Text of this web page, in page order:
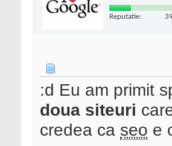
Reputatie: 39
:d Eu am primit
doua siteuri
credea ca seo e